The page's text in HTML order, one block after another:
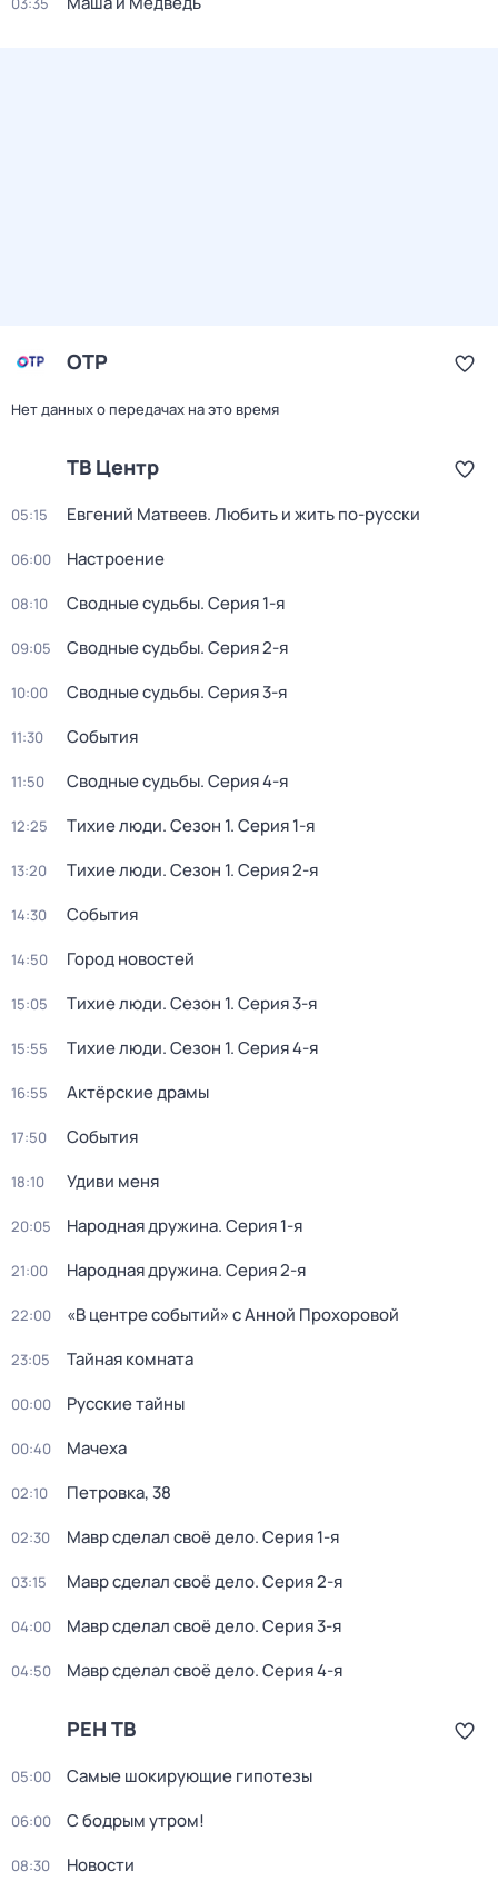
ОТР
Нет данных о передачах на это время
ТВ Центр
05:15 Евгений Матвеев. Любить и жить по-русски
06:00 Настроение
08:10 Сводные судьбы. Серия 1-я
09:05 Сводные судьбы. Серия 2-я
10:00 Сводные судьбы. Серия 3-я
11:30 События
11:50 Сводные судьбы. Серия 4-я
12:25 Тихие люди. Сезон 1. Серия 1-я
13:20 Тихие люди. Сезон 1. Серия 2-я
14:30 События
14:50 Город новостей
15:05 Тихие люди. Сезон 1. Серия 3-я
15:55 Тихие люди. Сезон 1. Серия 4-я
16:55 Актёрские драмы
17:50 События
18:10 Удиви меня
20:05 Народная дружина. Серия 1-я
21:00 Народная дружина. Серия 2-я
22:00 «В центре событий» с Анной Прохоровой
23:05 Тайная комната
00:00 Русские тайны
00:40 Мачеха
02:10 Петровка, 38
02:30 Мавр сделал своё дело. Серия 1-я
03:15 Мавр сделал своё дело. Серия 2-я
04:00 Мавр сделал своё дело. Серия 3-я
04:50 Мавр сделал своё дело. Серия 4-я
РЕН ТВ
05:00 Самые шoкиpующие гипотезы
06:00 С бодрым утром!
08:30 Новости